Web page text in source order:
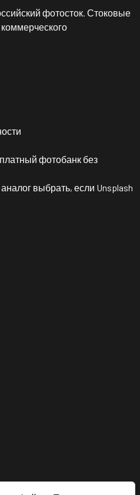
фотосток. Стоковые
фотобанк без
выбрать, если Unsplash